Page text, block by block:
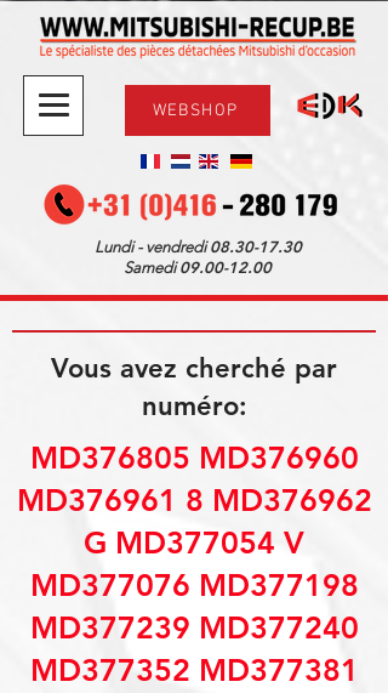
WEBSHOP
Lundi - vendredi08.30-17.30
Samedi09.00-12.00
Vous avez cherché par
numéro:
MD376805 MD376960
MD376961 8 MD376962
G MD377054 V
MD377076 MD377198
MD377239 MD377240
MD377352 MD377381